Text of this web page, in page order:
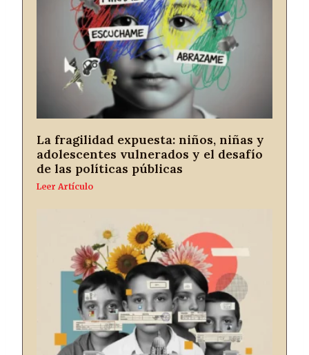
La fragilidad expuesta: niños, niñas y
adolescentes vulnerados y el desafío
de las políticas públicas
Leer Artículo